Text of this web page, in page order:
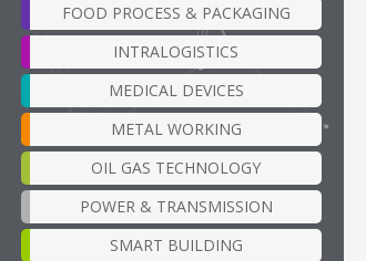
FOOD PROCESS & PACKAGING
INTRALOGISTICS
MEDICAL DEVICES
METAL WORKING
OIL GAS TECHNOLOGY
POWER & TRANSMISSION
SMART BUILDING